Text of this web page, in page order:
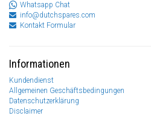
Whatsapp Chat
info@dutchspares.com
Kontakt Formular
Informationen
Kundendienst
Allgemeinen Geschäftsbedingungen
Datenschutzerklärung
Disclaimer